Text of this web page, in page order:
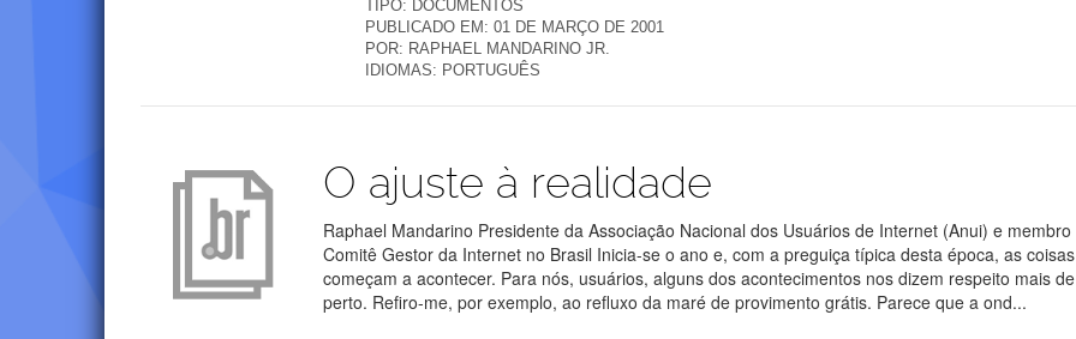
TIPO:
DOCUMENTOS
PUBLICADO EM: 01 DE MARÇO DE 2001
POR: RAPHAEL MANDARINO JR.
IDIOMAS: PORTUGUÊS
PublicaçõesO ajuste à realidade
Raphael Mandarino Presidente da Associação Nacional dos Usuários de Internet (Anui) e
Comitê Gestor da Internet no Brasil Inicia-se o ano e, com a preguiça típica desta época, as coisas
começam a acontecer. Para nós, usuários, alguns dos acontecimentos nos dizem respeito mais de
perto. Refiro-me, por exemplo, ao refluxo da maré de provimento grátis. Parece que a ond...